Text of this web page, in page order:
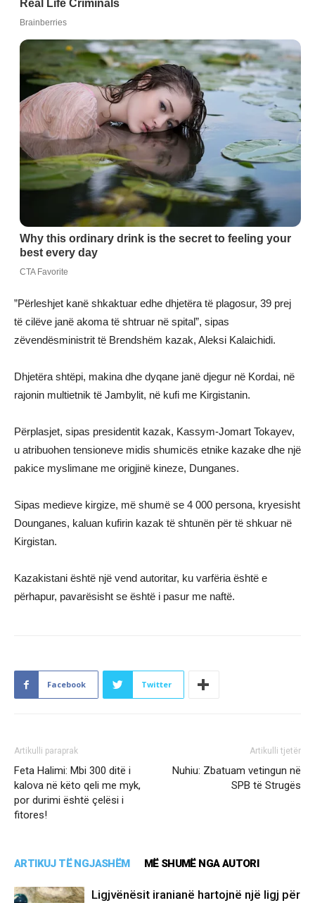
”Përleshjet kanë shkaktuar edhe dhjetëra të plagosur, 39 prej
të cilëve janë akoma të shtruar në spital”, sipas
zëvendësministrit të Brendshëm kazak, Aleksi Kalaichidi.
Dhjetëra shtëpi, makina dhe dyqane janë djegur në Kordai, në
rajonin multietnik të Jambylit, në kufi me Kirgistanin.
Përplasjet, sipas presidentit kazak, Kassym-Jomart Tokayev,
u atribuohen tensioneve midis shumicës etnike kazake dhe një
pakice myslimane me origjinë kineze, Dunganes.
Sipas medieve kirgize, më shumë se 4 000 persona, kryesisht
Dounganes, kaluan kufirin kazak të shtunën për të shkuar në
Kirgistan.
Kazakistani është një vend autoritar, ku varfëria është e
përhapur, pavarësisht se është i pasur me naftë.
Facebook Twitter
Artikulli paraprak
Feta Halimi: Mbi 300 ditë i
kalova në këto qeli me myk,
por durimi është çelësi i
fitores!
Artikulli tjetër
Nuhiu: Zbatuam vetingun në
SPB të Strugës
ARTIKUJ TË NGJASHËM MË SHUMË NGA AUTORI
Ligjvënësit iranianë hartojnë një ligj për